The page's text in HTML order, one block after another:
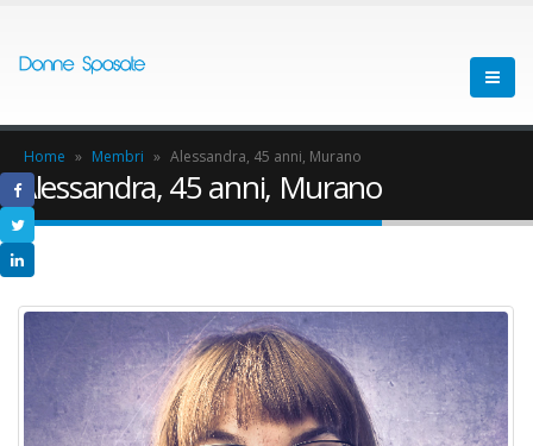
Home » Membri » Alessandra, 45 anni, Murano
Alessandra, 45 anni, Murano